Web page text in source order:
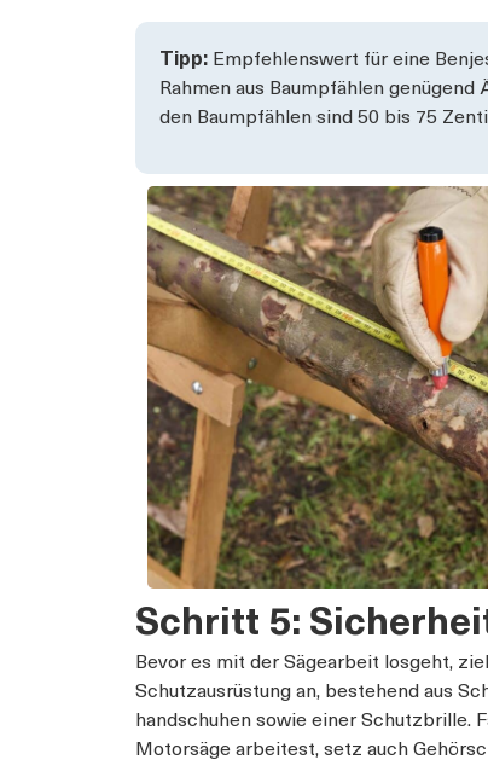
Tipp: Empfehlenswert für eine
Rahmen aus Baumpfählen
den Baumpfählen sind 50 bis 75
Schritt 5:
Bevor es mit der Sägearbeit losgeht,
Schutzausrüstung an, bestehend aus
handschuhen sowie einer Schutzbrille.
Motorsäge arbeitest, setz auch